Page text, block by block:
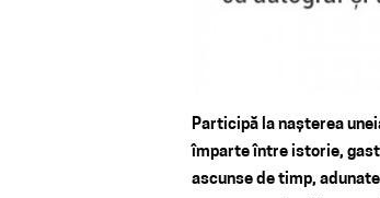
Participă la nașterea
împarte între istorie,
ascunse de timp,